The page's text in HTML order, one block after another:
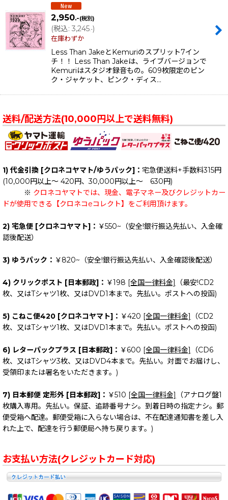
2,950.-(税別)
(税込: 3,245.-)
在庫わずか
Less Than JakeとKemuriのスプリット7イン
チ！！ Less Than Jakeは、ライブバージョンで
Kemuriはスタジオ録音もの。609枚限定のピン
ク・ジャケット、ピンク・ディス…
送料/配送方法(10,000円以上で送料無料)
1) 代金引換 [クロネコヤマト/ゆうパック]： 宅急便送料+手数料315円
(10,000円以上～ 420円、30,000円以上～ 630円)
※ クロネコヤマトでは、現金、電子マネー及びクレジットカー
ドが使用できる【クロネコeコレクト】をご利用頂けます。
2) 宅急便 [クロネコヤマト]： ￥550~（安全!銀行振込先払い、入金確
認後配送）
3) ゆうパック： ￥820~（安全!銀行振込先払い、入金確認後配送）
4) クリックポスト [日本郵政]： ￥198 [全国一律料金]
（最安!CD2
枚、又はTシャツ1枚、又はDVD1本まで。先払い。ポストへの投函)
5) こねこ便420 [クロネコヤマト]： ￥420 [全国一律料金]
（CD2
枚、又はTシャツ1枚、又はDVD1本まで。先払い。ポストへの投函)
6) レターパックプラス [日本郵政]： ￥600 [全国一律料金]
（CD6
枚、又はTシャツ3枚、又はDVD4本まで。先払い。対面でお届けし、
受領印または署名をいただきます。)
7) 日本郵便 定形外 [日本郵政]： ￥510 [全国一律料金]
（アナログ盤1
枚購入専用。先払い。保証、追跡番号ナシ。到着日時の指定ナシ。郵
便受箱へ配達。郵便受箱に入らない場合は、不在配達通知書を差し入
れた上で、配達を行う郵便局へ持ち戻ります。)
お支払い方法(クレジットカード対応)